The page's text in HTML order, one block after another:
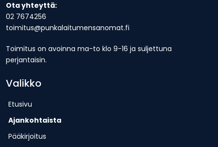
Ota yhteyttä:
02 7674256
toimitus@punkalaitumensanomat.fi
Toimitus on avoinna ma-to klo 9-16 ja suljettuna
perjantaisin.
Valikko
Etusivu
Ajankohtaista
Pääkirjoitus